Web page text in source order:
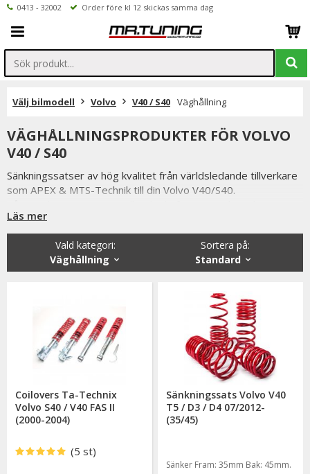
0413 - 32002 Order före kl 12 skickas samma dag
Välj bilmodell Volvo V40 / S40 Väghållning
VÄGHÅLLNINGSPRODUKTER FÖR VOLVO
V40 / S40
Sänkningssatser av hög kvalitet från världsledande tillverkare
som APEX & MTS-Technik till din Volvo V40/S40.
V40/S40 bättre väghållning men sänkningssatserna ger även
din bil ett personligare & sportigare utseende.
Vi erbjuder även coilovers från välkända XYZ vilket är oerhört
prisvärda coilovers. XYZ är relativt nya på den svenska
Vi håller alltid konkurrenskraftiga priser utan att tumma på
kvaliteten hos sänkningssatserna & vi strävar alltid efter att
erbjuda en så god service som möjligt samt snabba
leveranser. Ordrar lagda före kl 12.00 skickas samma dag.
Läs mer
Sortera på:
Standard
Vald kategori:
Väghållning
Coilovers Ta-Technix
Volvo S40 / V40 FAS II
(2000-2004)
(5 st)
Sänkningssats Volvo V40
T5 / D3 / D4 07/2012-
(35/45)
Sänker Fram: 35mm Bak: 45mm.